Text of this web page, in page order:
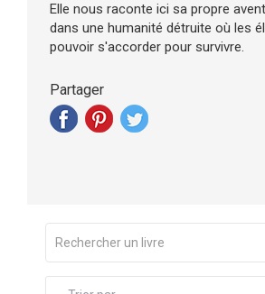
Elle nous raconte ici sa propre
dans une humanité détruite où les
pouvoir s'accorder pour survivre.
Partager